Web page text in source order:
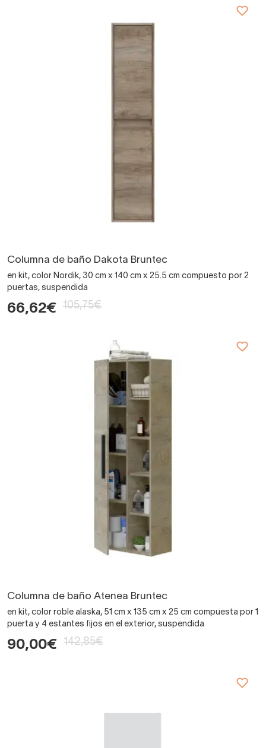
Columna de baño Dakota Bruntec
en kit, color Nordik, 30 cm x 140 cm x 25.5 cm compuesto por 2
puertas, suspendida
66,62€ 105,75€
Columna de baño Atenea Bruntec
en kit, color roble alaska, 51 cm x 135 cm x 25 cm compuesta por 1
puerta y 4 estantes fijos en el exterior, suspendida
90,00€ 142,85€